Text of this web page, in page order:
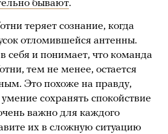
бывают.
теряет сознание, когда
отломившейся антенны.
себя и понимает, что команда
тем не менее, остается
Это похоже на правду,
сохранять спокойствие
важно для каждого
их в сложную ситуацию